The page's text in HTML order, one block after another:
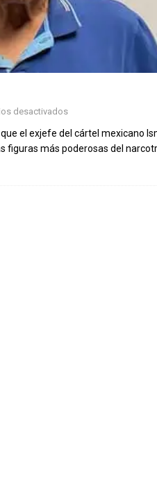
desactivados
el exjefe del cártel mexicano
figuras más poderosas del
Malvinas y el
una historia de
memoria y
Latino Newsroom El deporte ha
a lo largo de la historia, mucho más
competencia entre equipos o
En numerosas